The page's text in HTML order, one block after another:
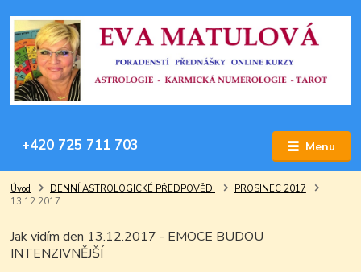
Menu
+420 725 711 703
Úvod DENNÍ ASTROLOGICKÉ PŘEDPOVĚDI
PROSINEC 2017
13.12.2017
Jak vidím den 13.12.2017 - EMOCE BUDOU
INTENZIVNĚJŠÍ